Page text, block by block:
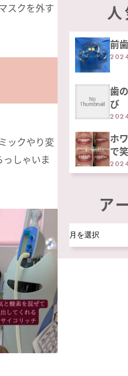
スクを外す
ックやり変
しゃいま
前
歯
び
ホ
で
ア
ア
ー